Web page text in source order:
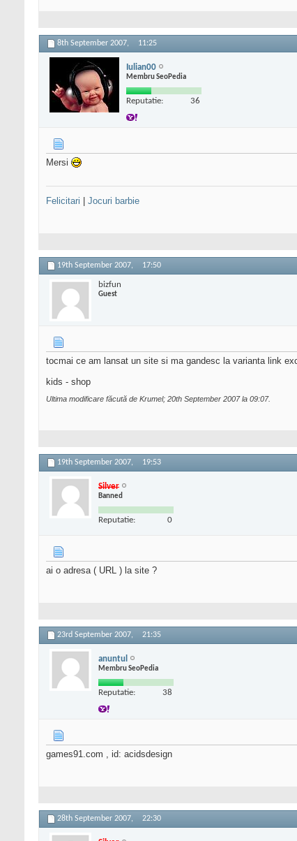
8th September 2007, 11:25
Iulian00
Membru SeoPedia
Reputatie: 36
Mersi
Felicitari Jocuri barbie
19th September 2007, 17:50
bizfun
Guest
tocmai ce am lansat un site si ma gandesc la varianta link
kids - shop
Ultima modificare făcută de Krumel; 20th September 2007 la 09:07.
19th September 2007, 19:53
Silver
Banned
Reputatie: 0
ai o adresa ( URL ) la site ?
23rd September 2007, 21:35
anuntul
Membru SeoPedia
Reputatie: 38
games91.com , id: acidsdesign
28th September 2007, 22:30